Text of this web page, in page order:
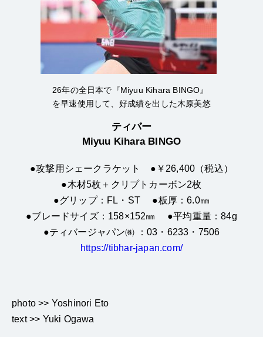
26年の全日本で『Miyuu Kihara BINGO』
を早速使用して、好成績を出した木原美悠
ティバー
Miyuu Kihara BINGO
●攻撃用シェークラケット ●￥26,400（税込）
●木材5枚＋クリプトカーボン2枚
●グリップ：FL・ST ●板厚：6.0㎜
●ブレードサイズ：158×152㎜ ●平均重量：84g
●ティバージャパン㈱ ：03・6233・7506
https://tibhar-japan.com/
photo >> Yoshinori Eto
text >> Yuki Ogawa